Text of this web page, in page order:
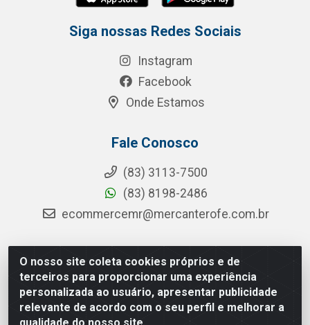
O nosso site coleta cookies próprios e de
terceiros para proporcionar uma experiência
personalizada ao usuário, apresentar publicidade
relevante de acordo com o seu perfil e melhorar a
Siga nossas Redes Sociais
Instagram
Facebook
Onde Estamos
Fale Conosco
(83) 3113-7500
(83) 8198-2486
ecommercemr@mercanterofe.com.br
MR Distribuidora - Rua Hortêncio Ribeiro de Luna, 3777 -
Distrito Industrial, João Pessoa/PB - CEP 58081-400 -
CNPJ 35.428.312/0001-85